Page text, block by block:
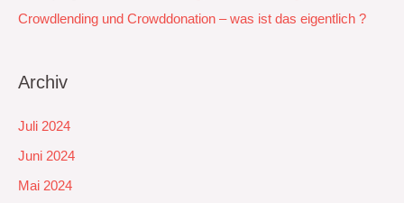
Crowdlending und Crowddonation – was ist das eigentlich ?
Archiv
Juli 2024
Juni 2024
Mai 2024